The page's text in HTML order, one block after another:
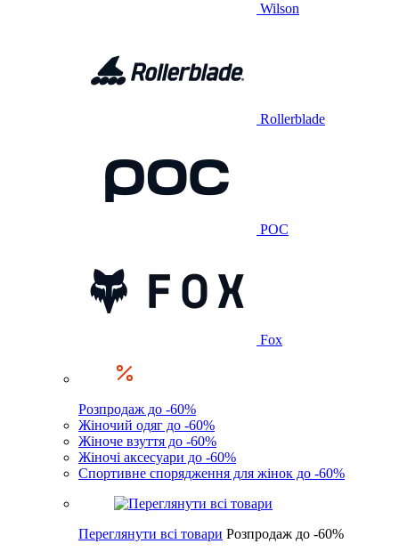
Wilson
Rollerblade
POC
Fox
Розпродаж до -60%
Жіночий одяг до -60%
Жіноче взуття до -60%
Жіночі аксесуари до -60%
Спортивне спорядження для жінок до -60%
Переглянути всі товари Розпродаж до -60%